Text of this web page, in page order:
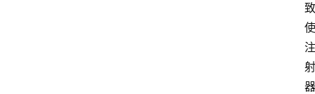
致
使
注
射
器